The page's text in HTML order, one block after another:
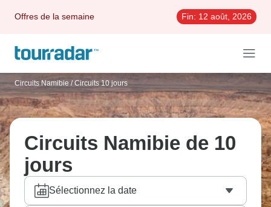
Offres de la semaine Fin: 12 août, 2026
Circuits Namibie / Circuits 10 jours
Circuits Namibie de 10
jours
Sélectionnez la date